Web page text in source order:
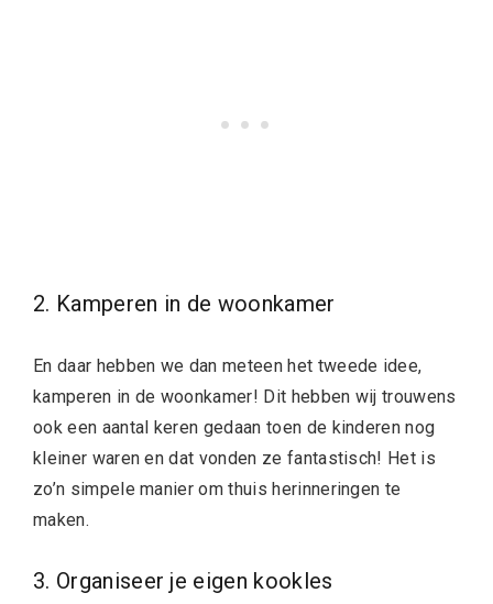
2. Kamperen in de woonkamer
En daar hebben we dan meteen het tweede idee,
kamperen in de woonkamer! Dit hebben wij trouwens
ook een aantal keren gedaan toen de kinderen nog
kleiner waren en dat vonden ze fantastisch! Het is
zo’n simpele manier om thuis herinneringen te
maken.
3. Organiseer je eigen kookles